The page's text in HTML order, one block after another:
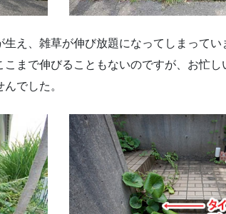
え、雑草が伸び放題になってしまってい
まで伸びることもないのですが、お忙し
でした。